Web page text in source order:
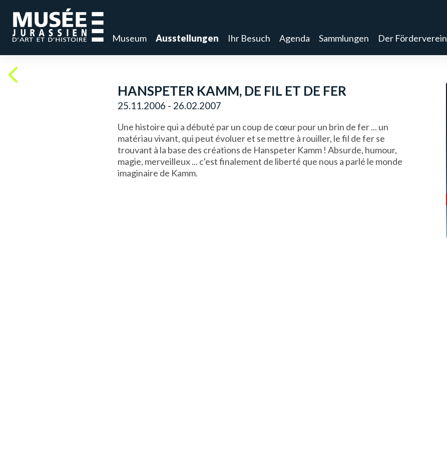
Museum Ausstellungen Ihr Besuch Agenda Sammlungen Der Förderverein
HANSPETER KAMM, DE FIL ET DE FER
25.11.2006 - 26.02.2007
Une histoire qui a débuté par un coup de cœur pour un brin de fer ... un
matériau vivant, qui peut évoluer et se mettre à rouiller, le fil de fer se
trouvant à la base des créations de Hanspeter Kamm ! Absurde, humour,
magie, merveilleux ... c'est finalement de liberté que nous a parlé le monde
imaginaire de Kamm.